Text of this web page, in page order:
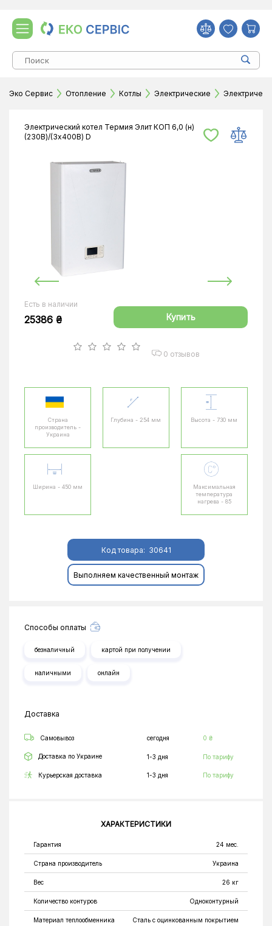
Эко Сервис Отопление Котлы Электрические
Электрический котел Термия Элит КОП 6,0 (н)
(230В)/(3х400В) D
Есть в наличии
25386 ₴ Купить
0 отзывов
Страна
производитель -
Украина
Глубина - 254 мм Высота - 730 мм
Ширина - 450 мм
Максимальная
температура
нагрева - 85
Код товара: 30641
Выполняем качественный монтаж
Способы оплаты
безналичный картой при получении
наличными онлайн
Доставка
Самовывоз сегодня 0 ₴
Доставка по Украине 1-3 дня По тарифу
Курьерская доставка 1-3 дня По тарифу
ХАРАКТЕРИСТИКИ
Гарантия 24 мес.
Страна производитель Украина
Вес 26 кг
Количество контуров Одноконтурный
Материал теплообменника Сталь с оцинкованным покрытием